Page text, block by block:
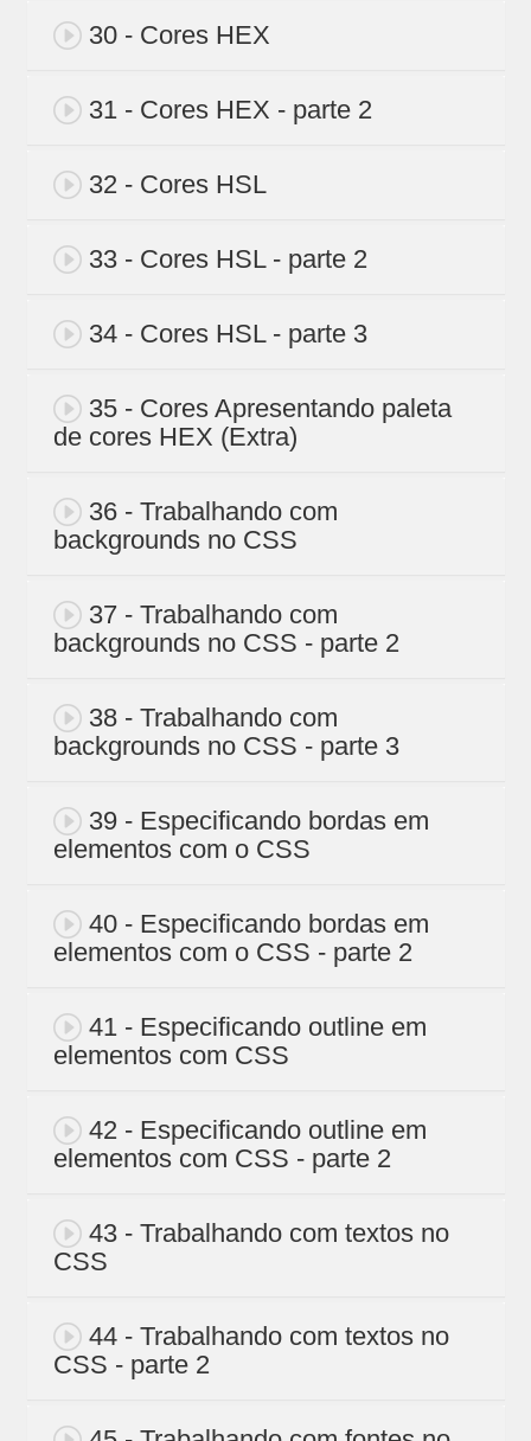
30 - Cores HEX
31 - Cores HEX - parte 2
32 - Cores HSL
33 - Cores HSL - parte 2
34 - Cores HSL - parte 3
35 - Cores Apresentando paleta
de cores HEX (Extra)
36 - Trabalhando com
backgrounds no CSS
37 - Trabalhando com
backgrounds no CSS - parte 2
38 - Trabalhando com
backgrounds no CSS - parte 3
39 - Especificando bordas em
elementos com o CSS
40 - Especificando bordas em
elementos com o CSS - parte 2
41 - Especificando outline em
elementos com CSS
42 - Especificando outline em
elementos com CSS - parte 2
43 - Trabalhando com textos no
CSS
44 - Trabalhando com textos no
CSS - parte 2